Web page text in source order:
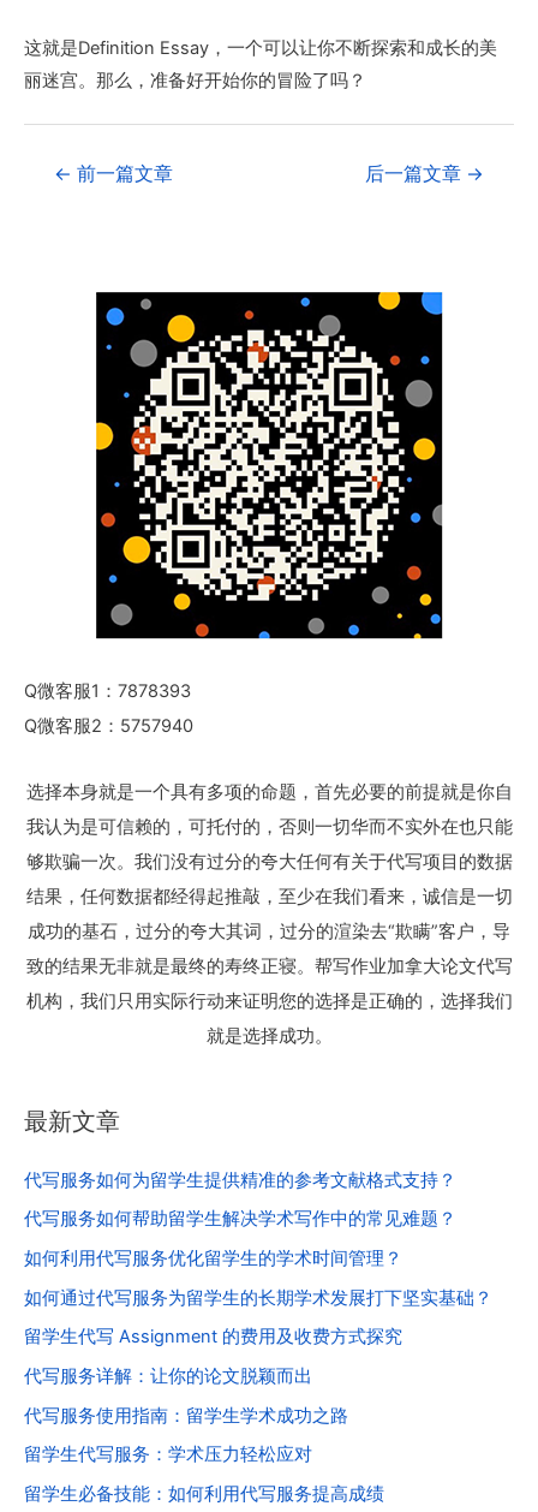
这就是Definition Essay，一个可以让你不断探索和成长的美
丽迷宫。那么，准备好开始你的冒险了吗？
← 前一篇文章 后一篇文章 →
Q微客服1：7878393
Q微客服2：5757940
选择本身就是一个具有多项的命题，首先必要的前提就是你自
我认为是可信赖的，可托付的，否则一切华而不实外在也只能
够欺骗一次。我们没有过分的夸大任何有关于代写项目的数据
结果，任何数据都经得起推敲，至少在我们看来，诚信是一切
成功的基石，过分的夸大其词，过分的渲染去“欺瞒”客户，导
致的结果无非就是最终的寿终正寝。帮写作业加拿大论文代写
机构，我们只用实际行动来证明您的选择是正确的，选择我们
就是选择成功。
最新文章
代写服务如何为留学生提供精准的参考文献格式支持？
代写服务如何帮助留学生解决学术写作中的常见难题？
如何利用代写服务优化留学生的学术时间管理？
如何通过代写服务为留学生的长期学术发展打下坚实基础？
留学生代写 Assignment 的费用及收费方式探究
代写服务详解：让你的论文脱颖而出
代写服务使用指南：留学生学术成功之路
留学生代写服务：学术压力轻松应对
留学生必备技能：如何利用代写服务提高成绩